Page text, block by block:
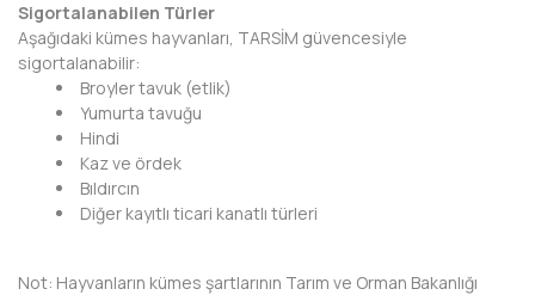
Sigortalanabilen Türler
Aşağıdaki kümes hayvanları, TARSİM güvencesiyle
sigortalanabilir:
Broyler tavuk (etlik)
Yumurta tavuğu
Hindi
Kaz ve ördek
Bıldırcın
Diğer kayıtlı ticari kanatlı türleri
Not: Hayvanların kümes şartlarının Tarım ve Orman Bakanlığı